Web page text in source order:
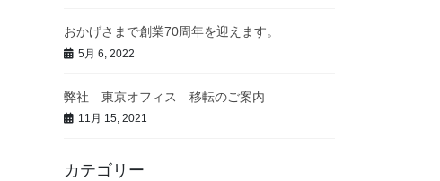
おかげさまで創業70周年を迎えます。
5月 6, 2022
弊社 東京オフィス 移転のご案内
11月 15, 2021
カテゴリー